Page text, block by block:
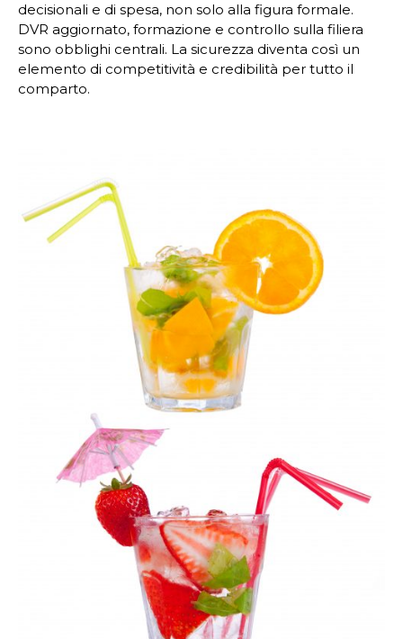
decisionali e di spesa, non solo alla figura formale.
DVR aggiornato, formazione e controllo sulla filiera
sono obblighi centrali. La sicurezza diventa così un
elemento di competitività e credibilità per tutto il
comparto.